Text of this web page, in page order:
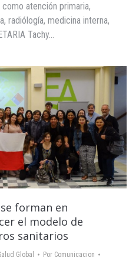
atención primaria,
radiólogía, medicina interna,
Tachy…
forman en
el modelo de
sanitarios
Global Por Comunicacion